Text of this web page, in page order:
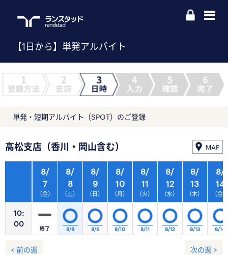
【1日から】単発アルバイト
単発・短期アルバイト（SPOT）のご登録
高松支店（香川・岡山含む） MAP
10:
00
8/
7
（金）
8/
8
（土）
8/
9
（日）
8/
10
（月）
8/
11
（火）
8/
12
（水）
8/
13
（木）
終了 8/8 8/9 8/10 8/11 8/12 8/13
8/
14
（金）
8/14
< 前の週 次の週 >